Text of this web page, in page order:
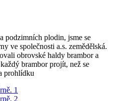
podzimních plodin, jsme se
ve společnosti a.s. zemědělská.
obrovské haldy brambor a
brambor projít, než se
prohlídku